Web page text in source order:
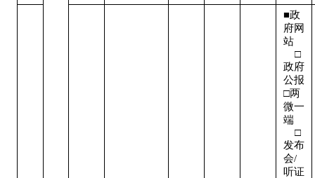
■政
府网
站
□
政府
公报
□两
微一
端
□
发布
会/
听证